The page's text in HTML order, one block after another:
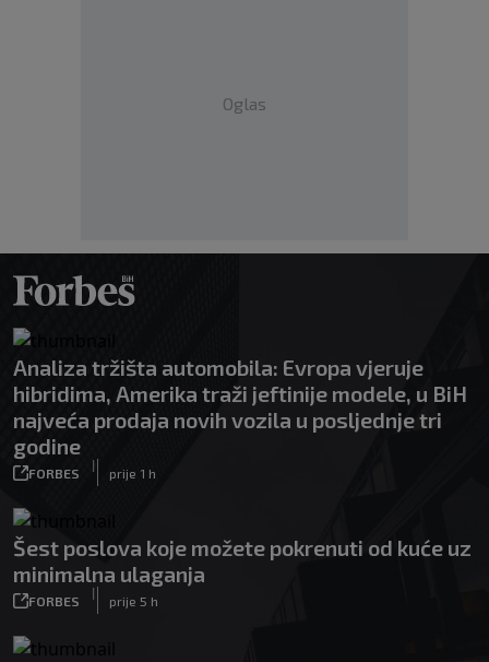
Oglas
Analiza tržišta automobila: Evropa vjeruje
hibridima, Amerika traži jeftinije modele, u BiH
najveća prodaja novih vozila u posljednje tri
godine
FORBES
|
prije 1 h
Šest poslova koje možete pokrenuti od kuće uz
minimalna ulaganja
FORBES
|
prije 5 h